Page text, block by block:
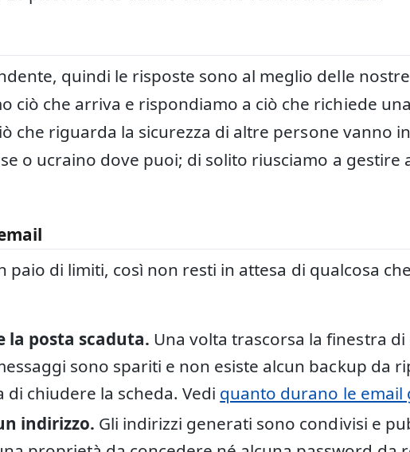
quindi le risposte sono al meglio delle
ciò che arriva e rispondiamo a ciò che richiede
che riguarda la sicurezza di altre persone vanno
o ucraino dove puoi; di solito riusciamo a gestire
paio di limiti, così non resti in attesa di qualcosa
la posta scaduta. Una volta trascorsa la finestra
sono spariti e non esiste alcun backup da
chiudere la scheda. Vedi quanto durano le email
indirizzo. Gli indirizzi generati sono condivisi e